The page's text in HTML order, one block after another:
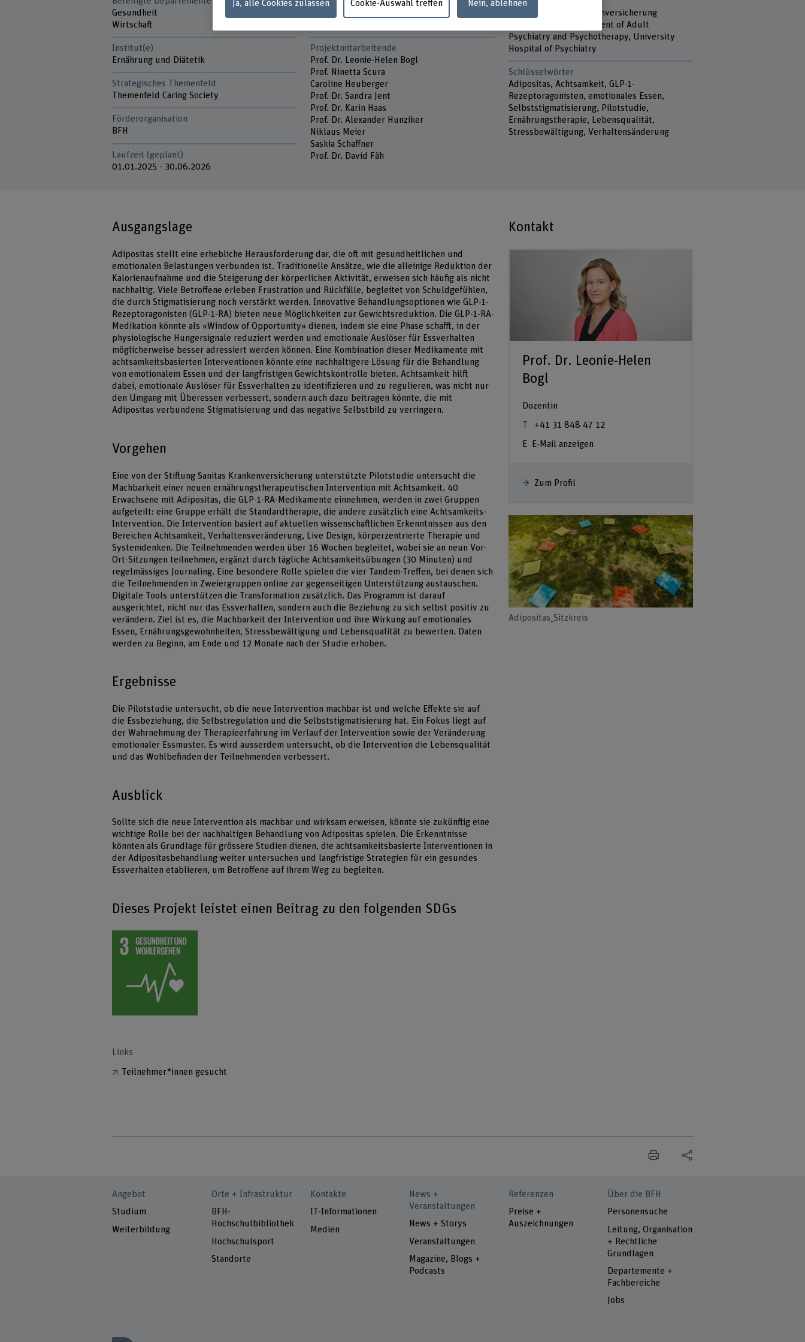
Gesundheit
Wirtschaft
Institut(e)
Ernährung und Diätetik
Strategisches Themenfeld
Themenfeld Caring Society
Förderorganisation
BFH
Laufzeit (geplant)
01.01.2025 - 30.06.2026
Projektmitarbeitende
Prof. Dr. Leonie-Helen Bogl
Prof. Ninetta Scura
Caroline Heuberger
Prof. Dr. Sandra Jent
Prof. Dr. Karin Haas
Prof. Dr. Alexander Hunziker
Niklaus Meier
Saskia Schaffner
Prof. Dr. David Fäh
Stiftung Sanitas Krankenversicherung
Sonja Mötteli, Department of Adult
Psychiatry and Psychotherapy, University
Hospital of Psychiatry
Schlüsselwörter
Adipositas, Achtsamkeit, GLP-1-
Rezeptoragonisten, emotionales Essen,
Selbststigmatisierung, Pilotstudie,
Ernährungstherapie, Lebensqualität,
Stressbewältigung, Verhaltensänderung
Ausgangslage
Adipositas stellt eine erhebliche Herausforderung dar, die oft mit gesundheitlichen und
emotionalen Belastungen verbunden ist. Traditionelle Ansätze, wie die alleinige Reduktion der
Kalorienaufnahme und die Steigerung der körperlichen Aktivität, erweisen sich häufig als nicht
nachhaltig. Viele Betroffene erleben Frustration und Rückfälle, begleitet von Schuldgefühlen,
die durch Stigmatisierung noch verstärkt werden. Innovative Behandlungsoptionen wie GLP-1-
Rezeptoragonisten (GLP-1-RA) bieten neue Möglichkeiten zur Gewichtsreduktion. Die GLP-1-RA-
Medikation könnte als «Window of Opportunity» dienen, indem sie eine Phase schafft, in der
physiologische Hungersignale reduziert werden und emotionale Auslöser für Essverhalten
möglicherweise besser adressiert werden können. Eine Kombination dieser Medikamente mit
achtsamkeitsbasierten Interventionen könnte eine nachhaltigere Lösung für die Behandlung
von emotionalem Essen und der langfristigen Gewichtskontrolle bieten. Achtsamkeit hilft
dabei, emotionale Auslöser für Essverhalten zu identifizieren und zu regulieren, was nicht nur
den Umgang mit Überessen verbessert, sondern auch dazu beitragen könnte, die mit
Adipositas verbundene Stigmatisierung und das negative Selbstbild zu verringern.
Vorgehen
Eine von der Stiftung Sanitas Krankenversicherung unterstützte Pilotstudie untersucht die
Machbarkeit einer neuen ernährungstherapeutischen Intervention mit Achtsamkeit. 40
Erwachsene mit Adipositas, die GLP-1-RA-Medikamente einnehmen, werden in zwei Gruppen
aufgeteilt: eine Gruppe erhält die Standardtherapie, die andere zusätzlich eine Achtsamkeits-
Intervention. Die Intervention basiert auf aktuellen wissenschaftlichen Erkenntnissen aus den
Bereichen Achtsamkeit, Verhaltensveränderung, Live Design, körperzentrierte Therapie und
Systemdenken. Die Teilnehmenden werden über 16 Wochen begleitet, wobei sie an neun Vor-
Ort-Sitzungen teilnehmen, ergänzt durch tägliche Achtsamkeitsübungen (30 Minuten) und
regelmässiges Journaling. Eine besondere Rolle spielen die vier Tandem-Treffen, bei denen sich
die Teilnehmenden in Zweiergruppen online zur gegenseitigen Unterstützung austauschen.
Digitale Tools unterstützen die Transformation zusätzlich. Das Programm ist darauf
ausgerichtet, nicht nur das Essverhalten, sondern auch die Beziehung zu sich selbst positiv zu
verändern. Ziel ist es, die Machbarkeit der Intervention und ihre Wirkung auf emotionales
Essen, Ernährungsgewohnheiten, Stressbewältigung und Lebensqualität zu bewerten. Daten
werden zu Beginn, am Ende und 12 Monate nach der Studie erhoben.
Ergebnisse
Die Pilotstudie untersucht, ob die neue Intervention machbar ist und welche Effekte sie auf
die Essbeziehung, die Selbstregulation und die Selbststigmatisierung hat. Ein Fokus liegt auf
der Wahrnehmung der Therapieerfahrung im Verlauf der Intervention sowie der Veränderung
emotionaler Essmuster. Es wird ausserdem untersucht, ob die Intervention die Lebensqualität
und das Wohlbefinden der Teilnehmenden verbessert.
Ausblick
Sollte sich die neue Intervention als machbar und wirksam erweisen, könnte sie zukünftig eine
wichtige Rolle bei der nachhaltigen Behandlung von Adipositas spielen. Die Erkenntnisse
könnten als Grundlage für grössere Studien dienen, die achtsamkeitsbasierte Interventionen in
der Adipositasbehandlung weiter untersuchen und langfristige Strategien für ein gesundes
Essverhalten etablieren, um Betroffene auf ihrem Weg zu begleiten.
Kontakt
Prof. Dr. Leonie-Helen
Bogl
Dozentin
+41 31 848 47 12
E-Mail anzeigen
Zum Profil
Adipositas_Sitzkreis
Dieses Projekt leistet einen Beitrag zu den folgenden SDGs
Links
Teilnehmer*innen gesucht
Angebot
Studium
Weiterbildung
Orte + Infrastruktur
BFH-
Hochschulbibliothek
Hochschulsport
Standorte
Kontakte
IT-Informationen
Medien
News +
Veranstaltungen
News + Storys
Veranstaltungen
Magazine, Blogs +
Podcasts
Referenzen
Preise +
Auszeichnungen
Über die BFH
Personensuche
Leitung, Organisation
+ Rechtliche
Grundlagen
Departemente +
Fachbereiche
Jobs
Ja, alle Cookies zulassen Cookie-Auswahl treffen Nein, ablehnen